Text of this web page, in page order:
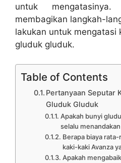
untuk
membagikan langkah-
lakukan untuk mengatasi
gluduk gluduk.
Table of Contents
Pertanyaan Seputar
Gluduk Gluduk
Apakah bunyi
selalu
Berapa biaya
kaki-kaki Avanza
Apakah